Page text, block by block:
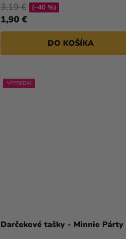
1,90 €
3,19 € (–40 %)
DO KOŠÍKA
VÝPREDAJ
Darčekové tašky - Minnie Párty